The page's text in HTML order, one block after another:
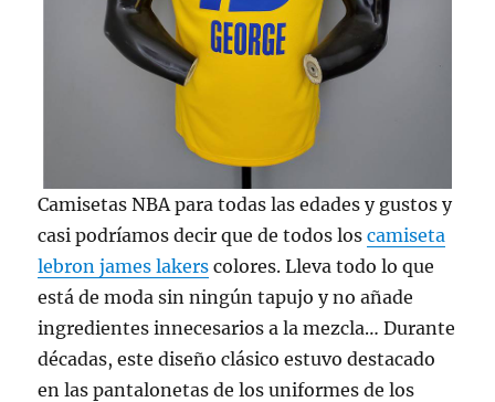
Camisetas NBA para todas las edades y gustos y
casi podríamos decir que de todos loscamiseta
lebron james lakers colores. Lleva todo lo que
está de moda sin ningún tapujo y no añade
ingredientes innecesarios a la mezcla… Durante
décadas, este diseño clásico estuvo destacado
en las pantalonetas de los uniformes de los